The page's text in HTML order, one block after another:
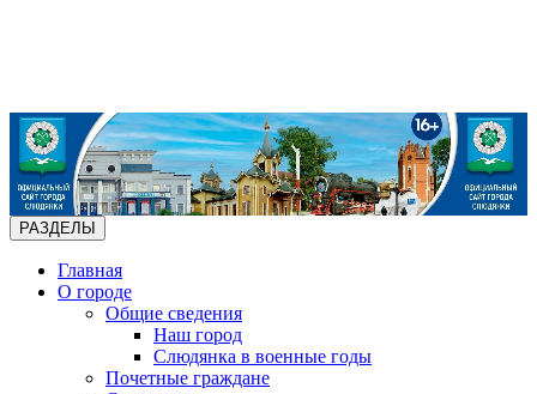
РАЗДЕЛЫ
Главная
О городе
Общие сведения
Наш город
Слюдянка в военные годы
Почетные граждане